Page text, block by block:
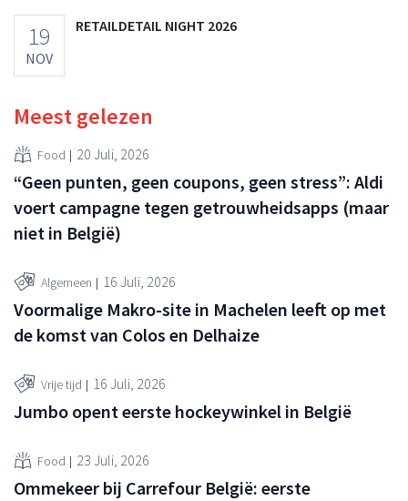
19
NOV
RETAILDETAIL NIGHT 2026
Meest gelezen
Food 20 Juli, 2026
“Geen punten, geen coupons, geen stress”: Aldi
voert campagne tegen getrouwheidsapps (maar
niet in België)
Algemeen 16 Juli, 2026
Voormalige Makro-site in Machelen leeft op met
de komst van Colos en Delhaize
Vrije tijd 16 Juli, 2026
Jumbo opent eerste hockeywinkel in België
Food 23 Juli, 2026
Ommekeer bij Carrefour België: eerste